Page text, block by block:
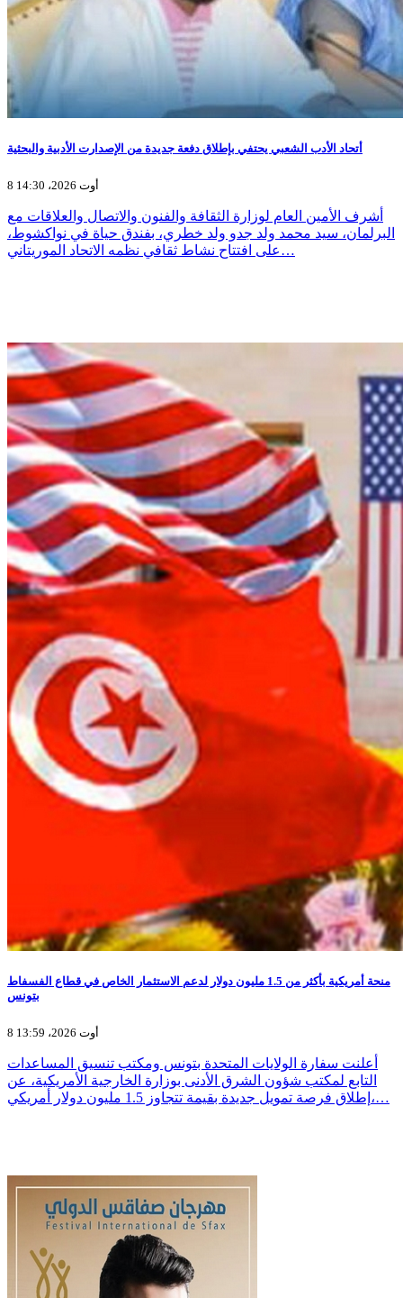
أتحاد الأدب الشعبي يحتفي بإطلاق دفعة جديدة من الإصدارت الأدبية والبحثية
8 أوت 2026، 14:30
أشرف الأمين العام لوزارة الثقافة والفنون والاتصال والعلاقات مع
البرلمان، سيد محمد ولد جدو ولد خطري، بفندق حياة في نواكشوط،
على افتتاح نشاط ثقافي نظمه الاتحاد الموريتاني…
منحة أمريكية بأكثر من 1.5 مليون دولار لدعم الاستثمار الخاص في قطاع الفسفاط
بتونس
8 أوت 2026، 13:59
أعلنت سفارة الولايات المتحدة بتونس ومكتب تنسيق المساعدات
التابع لمكتب شؤون الشرق الأدنى بوزارة الخارجية الأمريكية، عن
إطلاق فرصة تمويل جديدة بقيمة تتجاوز 1.5 مليون دولار أمريكي،…